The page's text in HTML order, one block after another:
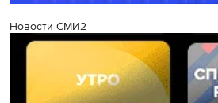
Новости СМИ2